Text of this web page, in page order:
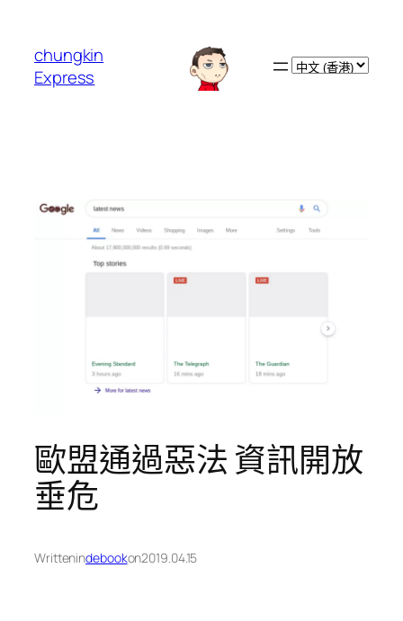
chungkin
Express
Choose
歐盟通過惡法 資訊開放
垂危
Writtenindebookon2019.04.15